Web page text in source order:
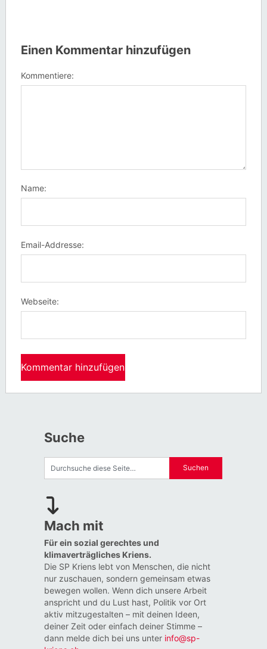
Einen Kommentar hinzufügen
Kommentiere:
Name:
Email-Addresse:
Webseite:
Suche
Mach mit
Für ein sozial gerechtes und
klimaverträgliches Kriens.
Die SP Kriens lebt von Menschen, die nicht
nur zuschauen, sondern gemeinsam etwas
bewegen wollen. Wenn dich unsere Arbeit
anspricht und du Lust hast, Politik vor Ort
aktiv mitzugestalten – mit deinen Ideen,
deiner Zeit oder einfach deiner Stimme –
dann melde dich bei uns unter info@sp-